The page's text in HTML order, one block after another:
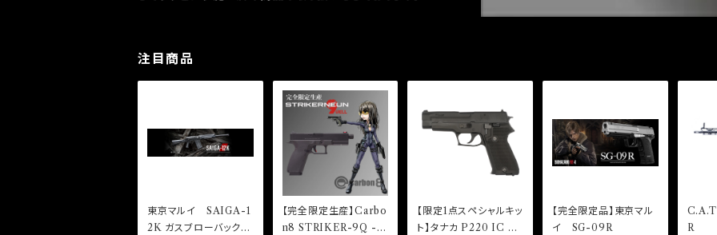
注目商品
東京マルイ SAIGA-1
2K ガスブローバックシ
【完全限定生産】Carbo
n8 STRIKER-9Q - Q
【限定1点スペシャルキッ
ト】タナカ P220 IC Ea
【完全限定品】東京マル
イ SG-09R
C.A.T Versatile-
R